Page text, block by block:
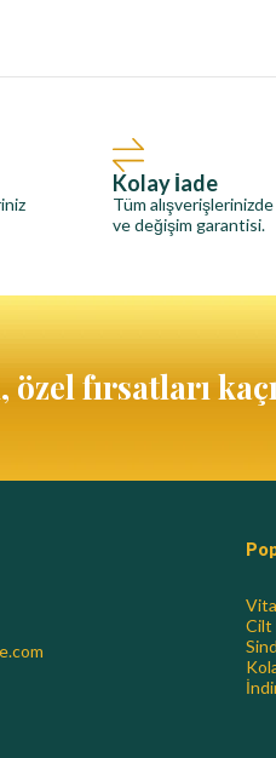
Kolay İade
Tüm
ve değişim garantisi.
fırsatları
Cilt